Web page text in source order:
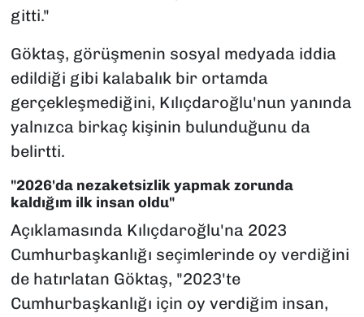
gitti."
Göktaş, görüşmenin sosyal medyada iddia
edildiği gibi kalabalık bir ortamda
gerçekleşmediğini, Kılıçdaroğlu'nun yanında
yalnızca birkaç kişinin bulunduğunu da
belirtti.
"2026'da nezaketsizlik yapmak zorunda
kaldığım ilk insan oldu"
Açıklamasında Kılıçdaroğlu'na 2023
Cumhurbaşkanlığı seçimlerinde oy verdiğini
de hatırlatan Göktaş, "2023'te
Cumhurbaşkanlığı için oy verdiğim insan,